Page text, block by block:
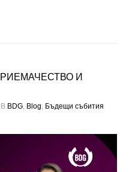
И
В BDG, Blog, Бъдещи събития